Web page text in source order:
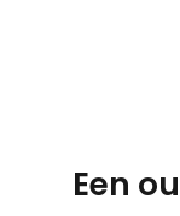
Een